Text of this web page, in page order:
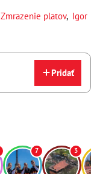
Zmrazenie platov, Igor
Pridať
7 3